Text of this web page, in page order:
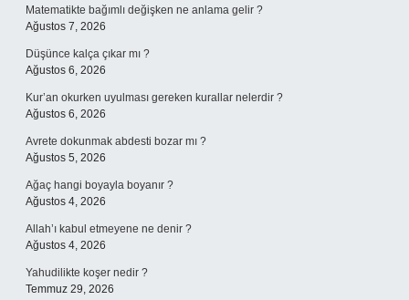
Matematikte bağımlı değişken ne anlama gelir ?
Ağustos 7, 2026
Düşünce kalça çıkar mı ?
Ağustos 6, 2026
Kur’an okurken uyulması gereken kurallar nelerdir ?
Ağustos 6, 2026
Avrete dokunmak abdesti bozar mı ?
Ağustos 5, 2026
Ağaç hangi boyayla boyanır ?
Ağustos 4, 2026
Allah’ı kabul etmeyene ne denir ?
Ağustos 4, 2026
Yahudilikte koşer nedir ?
Temmuz 29, 2026